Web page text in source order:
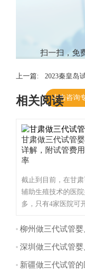
扫一扫，免
点击咨询
上一篇: 2023秦皇岛
相关阅读
甘肃做三代试管
详解，附试管费
率
截止到目前，在甘
辅助生殖技术的医院
多，只有4家医院可
代试管婴儿技术，
州开展试管婴儿技术
为大家整理甘肃试管
柳州做三代试管婴
深圳做三代试管婴儿成
新疆做三代试管